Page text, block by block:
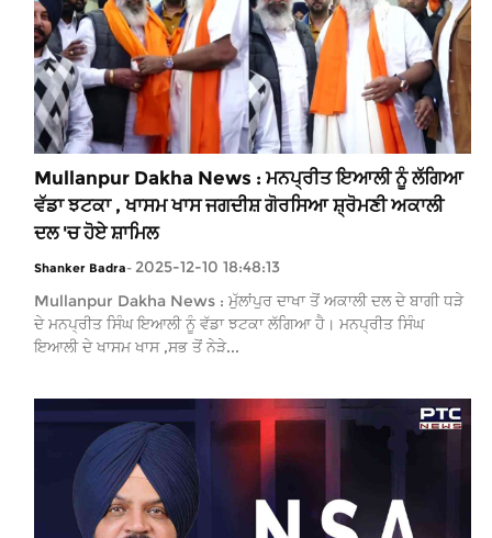
Mullanpur Dakha News : ਮਨਪ੍ਰੀਤ ਇਆਲੀ ਨੂੰ ਲੱਗਿਆ
ਵੱਡਾ ਝਟਕਾ , ਖਾਸਮ ਖਾਸ ਜਗਦੀਸ਼ ਗੋਰਸਿਆ ਸ਼੍ਰੋਮਣੀ ਅਕਾਲੀ
ਦਲ 'ਚ ਹੋਏ ਸ਼ਾਮਿਲ
Shanker Badra- 2025-12-10 18:48:13
Mullanpur Dakha News : ਮੁੱਲਾਂਪੁਰ ਦਾਖਾ ਤੋਂ ਅਕਾਲੀ ਦਲ ਦੇ ਬਾਗੀ ਧੜੇ
ਦੇ ਮਨਪ੍ਰੀਤ ਸਿੰਘ ਇਆਲੀ ਨੂੰ ਵੱਡਾ ਝਟਕਾ ਲੱਗਿਆ ਹੈ। ਮਨਪ੍ਰੀਤ ਸਿੰਘ
ਇਆਲੀ ਦੇ ਖਾਸਮ ਖਾਸ ,ਸਭ ਤੋਂ ਨੇੜੇ...